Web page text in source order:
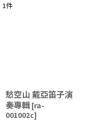
1件
愁空山 戴亞笛子演
奏專輯 [ra-
001002c]